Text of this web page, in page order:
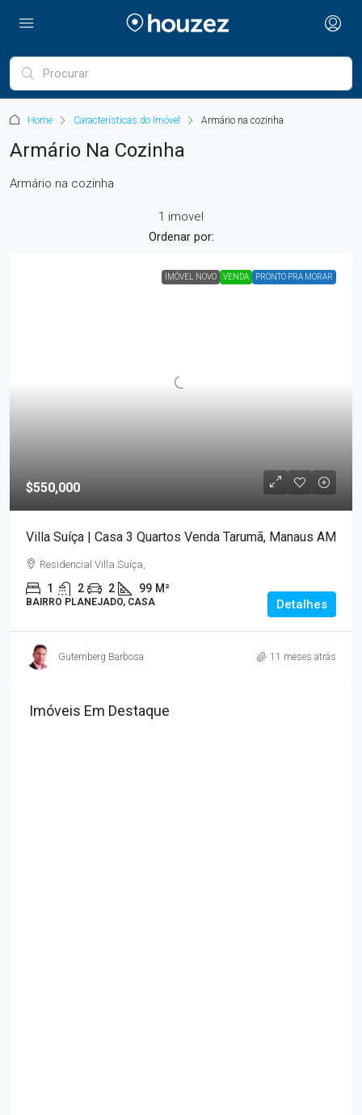
Home Características do Imóvel Armário na cozinha
Armário Na Cozinha
Armário na cozinha
1 imovel
Ordenar por:
IMÓVEL NOVO VENDA PRONTO PRA MORAR
$550,000
Villa Suíça | Casa 3 Quartos Venda Tarumã, Manaus AM
Residencial Villa Suíça,
1 2 2 99 M²
BAIRRO PLANEJADO, CASA Detalhes
Gutemberg Barbosa 11 meses atrás
Imóveis Em Destaque